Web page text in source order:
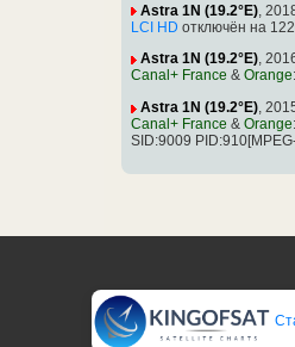
Astra 1N (19.2°E) ,
LCI HD отключён на
Astra 1N (19.2°E),
Canal+ France & Orange:
Astra 1N (19.2°E),
Canal+ France & Orange
SID:9009